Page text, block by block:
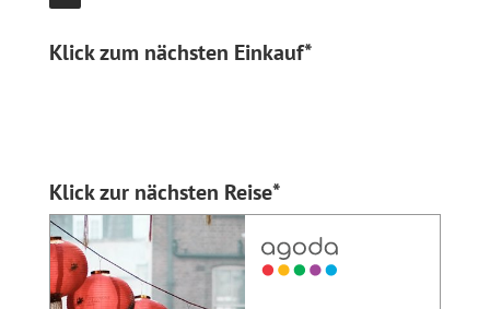
Klick zum nächsten Einkauf*
Klick zur nächsten Reise*